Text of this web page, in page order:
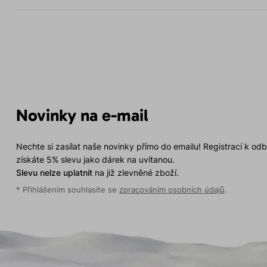
Novinky na e-mail
Nechte si zasílat naše novinky přímo do emailu! Registrací k
získáte 5% slevu jako dárek na uvítanou.
Slevu nelze uplatnitna již zlevněné zboží.
* Přihlášením souhlasíte se zpracováním osobních údajů.